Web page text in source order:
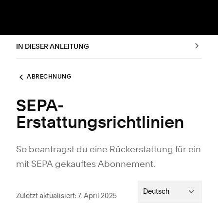
IN DIESER ANLEITUNG
ABRECHNUNG
SEPA-
Erstattungsrichtlinien
So beantragst du eine Rückerstattung für ein
mit SEPA gekauftes Abonnement.
Zuletzt aktualisiert: 7. April 2025 Deutsch